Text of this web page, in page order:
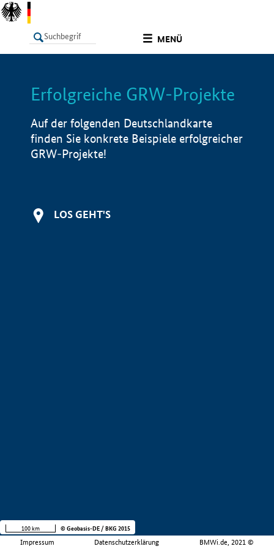
MENÜ
LISTE Info
Erfolgreiche GRW-Projekte
Auf der folgenden Deutschlandkarte
finden Sie konkrete Beispiele erfolgreicher
GRW-Projekte!
LOS GEHT'S
Impressum Datenschutzerklärung BMWi.de, 2021 ©
100 km © Geobasis-DE / BKG 2015